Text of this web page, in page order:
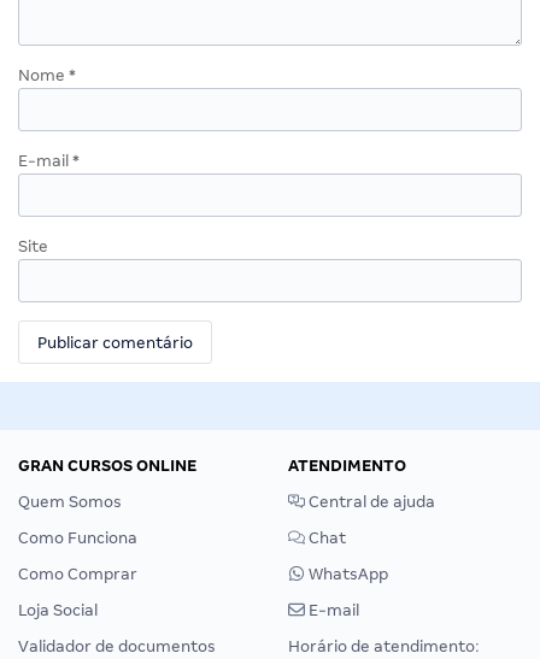
Nome *
E-mail *
Site
GRAN CURSOS ONLINE
Quem Somos
Como Funciona
Como Comprar
Loja Social
Validador de documentos
ATENDIMENTO
Central de ajuda
Chat
WhatsApp
E-mail
Horário de atendimento: